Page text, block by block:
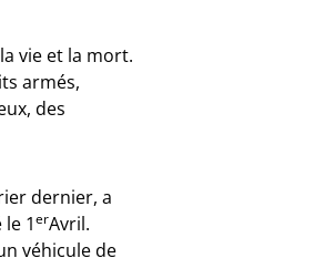
vie et la mort.
armés,
des
dernier, a
1erAvril.
véhicule de